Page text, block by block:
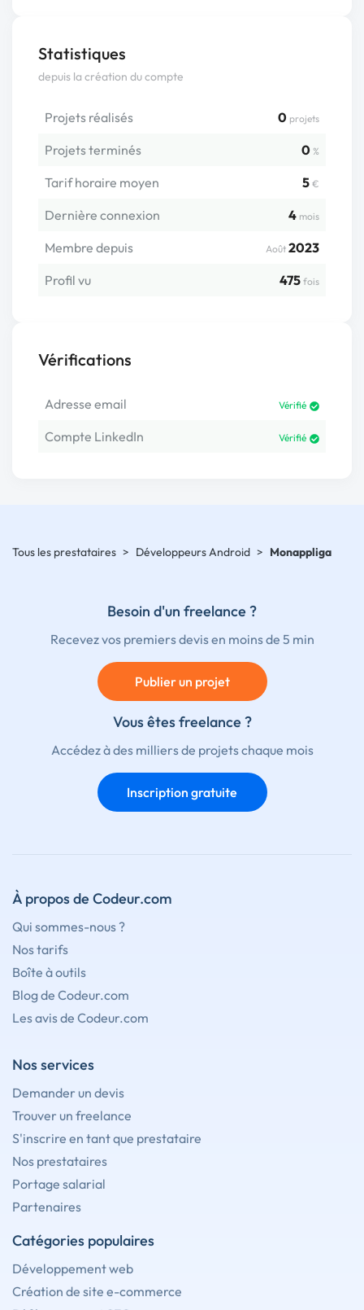
Statistiques
depuis la création du compte
Projets réalisés 0 projets
Projets terminés 0 %
Tarif horaire moyen 5 €
Dernière connexion 4 mois
Membre depuis Août 2023
Profil vu
475 fois
Vérifications
Adresse email Vérifié
Compte LinkedIn Vérifié
Tous les prestataires > Développeurs Android > Monappliga
Besoin d'un freelance ?
Recevez vos premiers devis en moins de 5 min
Publier un projet
Vous êtes freelance ?
Accédez à des milliers de projets chaque mois
Inscription gratuite
À propos de Codeur.com
Qui sommes-nous ?
Nos tarifs
Boîte à outils
Blog de Codeur.com
Les avis de Codeur.com
Nos services
Demander un devis
Trouver un freelance
S'inscrire en tant que prestataire
Nos prestataires
Portage salarial
Partenaires
Catégories populaires
Développement web
Création de site e-commerce